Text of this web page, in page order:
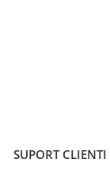
SUPORT CLIENTI